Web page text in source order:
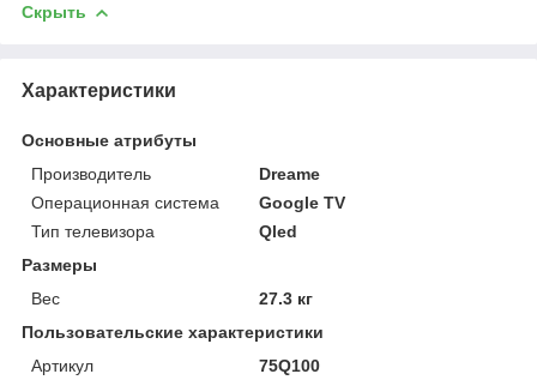
Скрыть
Характеристики
Основные атрибуты
Производитель
Dreame
Операционная система
Google TV
Тип телевизора
Qled
Размеры
Вес
27.3 кг
Пользовательские характеристики
Артикул
75Q100